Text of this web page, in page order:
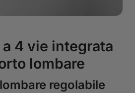
4 vie integrata
lombare
regolabile